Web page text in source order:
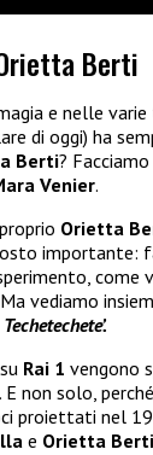
Berti
e nelle varie
di oggi) ha
Berti?
Venier.
Orietta
importante:
come
vediamo
Techetechete’.
Rai 1 vengono
non solo,
proiettati nel
e Orietta Berti